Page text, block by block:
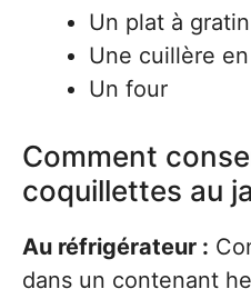
Un plat à gratin
Une cuillère
Un four
Comment
coquillettes au
Au réfrigérateur :
dans un contenant